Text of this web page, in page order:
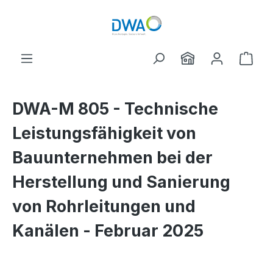
DWA-M 805 - Technische
Leistungsfähigkeit von
Bauunternehmen bei der
Herstellung und Sanierung
von Rohrleitungen und
Kanälen - Februar 2025